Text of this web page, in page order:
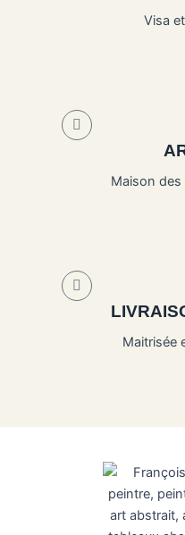
Visa
Maison des
Maitrisée